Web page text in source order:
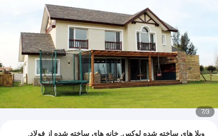
3
/
7
ویلا های ساخته شده لوکس. خانه های ساخته شده از فولاد.